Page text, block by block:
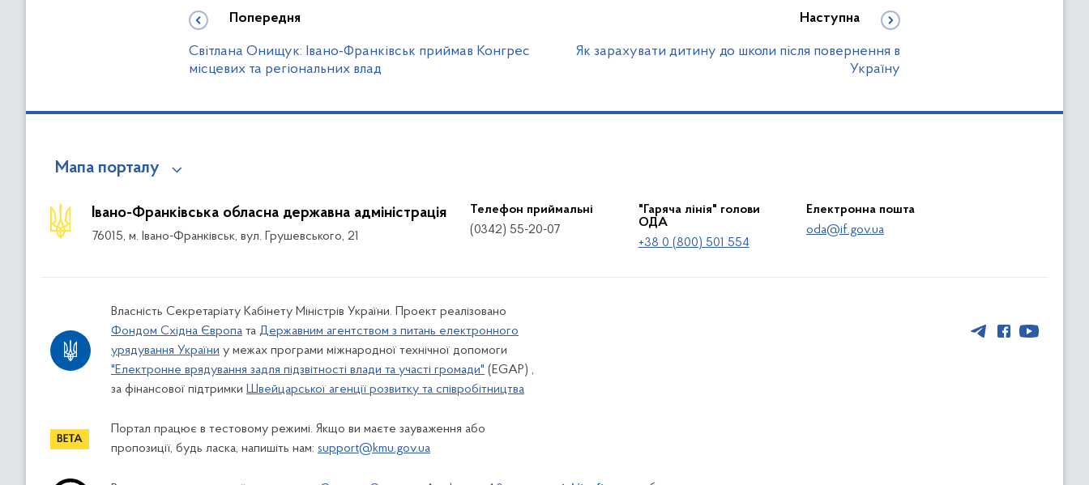
Попередня
Світлана Онищук: Івано-Франківськ приймав Конгрес
місцевих та регіональних влад
Наступна
Як зарахувати дитину до школи після повернення в
Україну
Мапа порталу
Івано-Франківська обласна державна адміністрація
76015, м. Івано-Франківськ, вул. Грушевського, 21
Телефон приймальні
(0342) 55-20-07
"Гаряча лінія" голови
ОДА
+38 0 (800) 501 554
Електронна пошта
oda@if.gov.ua
Власність Секретаріату Кабінету Міністрів України. Проект реалізовано
Фондом Східна Європа та Державним агентством з питань електронного
урядування України у межах програми міжнародної технічної допомоги
"Електронне врядування задля підзвітності влади та участі громади" (EGAP) ,
за фінансової підтримки Швейцарської агенції розвитку та співробітництва
Портал працює в тестовому режимі. Якщо ви маєте зауваження або
пропозиції, будь ласка, напишіть нам: support@kmu.gov.ua